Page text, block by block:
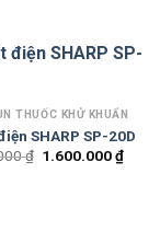
THUỐC KHỬ KHUẨN
SHARP SP-20D
₫ Giá
1.600.000₫Giá